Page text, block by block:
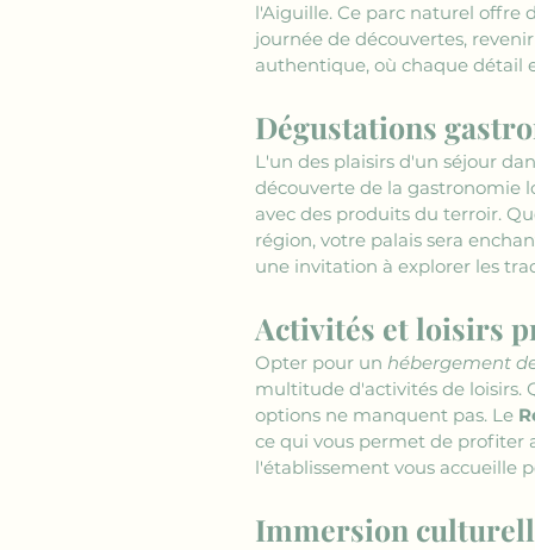
l'Aiguille. Ce parc naturel offre
journée de découvertes,
authentique, où chaque détail
Dégustations
L'un des plaisirs d'un séjour
découverte de la gastronomie
avec des produits du terroir.
région, votre palais sera
une invitation à explorer les
Activités et loisirs
Opter pour un hébergement
multitude d'activités de loisirs.
options ne manquent pas. Le
ce qui vous permet de profiter
l'établissement vous accueille
Immersion